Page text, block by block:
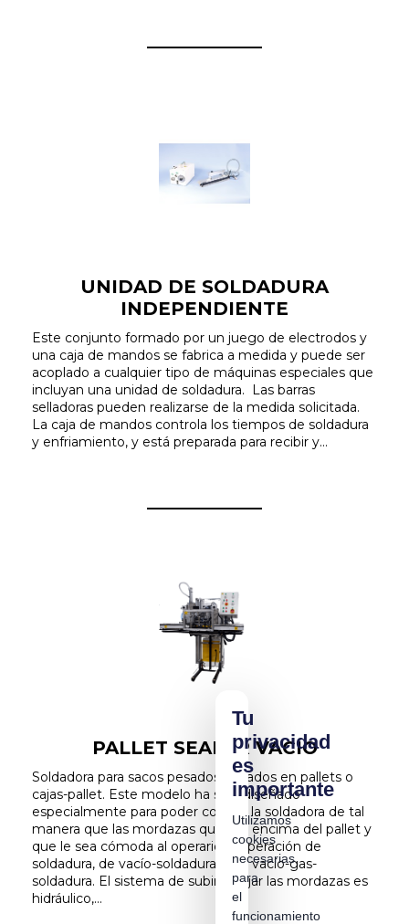
UNIDAD DE SOLDADURA
INDEPENDIENTE
Este conjunto formado por un juego de electrodos y
una caja de mandos se fabrica a medida y puede ser
acoplado a cualquier tipo de máquinas especiales que
incluyan una unidad de soldadura. Las barras
selladoras pueden realizarse de la medida solicitada.
La caja de mandos controla los tiempos de soldadura
y enfriamiento, y está preparada para recibir y...
PALLET SEALER VACIO
Soldadora para sacos pesados situados en pallets o
cajas-pallet. Este modelo ha sido diseñado
especialmente para poder colocar la soldadora de tal
manera que las mordazas queden encima del pallet y
que le sea cómoda al operario la operación de
soldadura, de vacío-soldadura o de vacío-gas-
soldadura. El sistema de subir y bajar las mordazas es
hidráulico,...
Tu
privacidad
es
importante
Utilizamos
cookies
necesarias
para
el
funcionamiento